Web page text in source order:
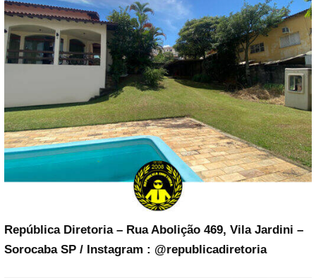
República Diretoria – Rua Abolição 469, Vila Jardini –
Sorocaba SP / Instagram : @republicadiretoria